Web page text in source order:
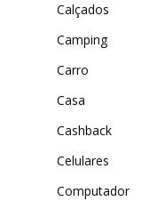
Calçados
Camping
Carro
Casa
Cashback
Celulares
Computador